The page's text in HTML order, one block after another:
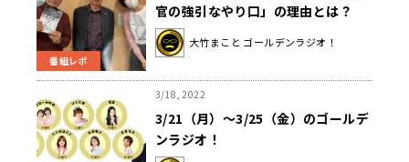
番組レポ
官の強引なやり口」の理由とは？
村木厚子事件の真実
大竹まこと ゴールデンラジオ！
3/18, 2022
3/21（月）～3/25（金）のゴールデ
ンラジオ！